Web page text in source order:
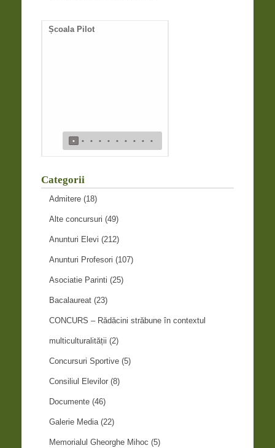
Școala Pilot
• • • • • • • • • •
Categorii
Admitere (18)
Alte concursuri (49)
Anunturi Elevi (212)
Anunturi Profesori (107)
Asociatie Parinti (25)
Bacalaureat (23)
CONCURS – Rădăcini străbune în contextul
multiculturalității (2)
Concursuri Sportive (5)
Consiliul Elevilor (8)
Documente (46)
Galerie Media(22)
Memorialul Gheorghe Mihoc (5)